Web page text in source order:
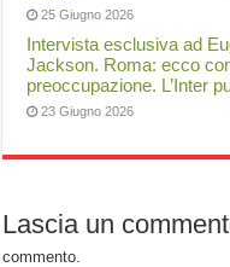
25 Giugno 2026
Intervista esclusiva ad
Jackson. Roma: ecco
preoccupazione. L’Inter
23 Giugno 2026
Lascia un
commento.